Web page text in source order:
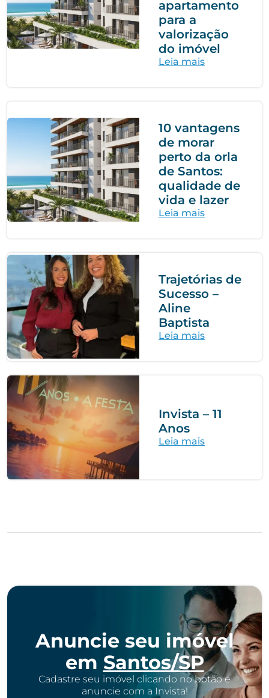
apartamento
para a
valorização
do imóvel
Leia mais
10 vantagens
de morar
perto da orla
de Santos:
qualidade de
vida e lazer
Leia mais
Trajetórias de
Sucesso –
Aline
Baptista
Leia mais
Invista – 11
Anos
Leia mais
Anuncie seu imóvel
em Santos/SP
Cadastre seu imóvel clicando no botão e
anuncie com a Invista!